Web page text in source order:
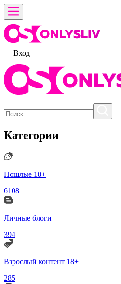
Вход
Категории
Пошлые 18+
6108
Личные блоги
394
Взрослый контент 18+
285